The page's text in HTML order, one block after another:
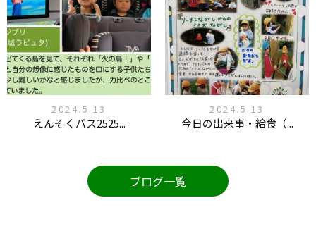
2024.5.13
えんそくバス2525...
2024.5.13
今日の出来事・給食（...
ブログ一覧